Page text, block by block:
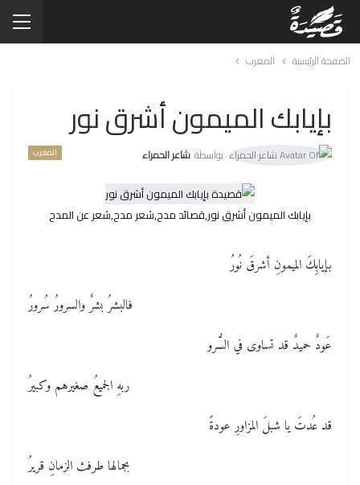
الصفحة الرئيسية المغرب
بإيابك الميمون أشرق نور
المغرب بواسطة شاعر الحمراء
بإيابك الميمون أشرق نور,قصائد مدح,شعر مدح,شعر عن المدح
بإيابِكَ الميمونِ أشرقَ نُورُ
فالبشرُ بشرٌ والسرورُ سُرورُ
عَودٌ حميدٌ قد تساوى في السُّرو
ربهِ الجميعُ صغيرهم وكبيرُ
قد عُدتَ يا شبلَ المزاورِ عودةً
بجمالها طرفث الزمانِ قريرُ